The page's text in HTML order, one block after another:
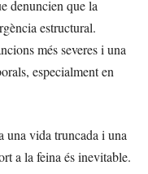
denuncien que la
estructural.
més severes i una
especialment en
una vida truncada i una
a la feina és inevitable.